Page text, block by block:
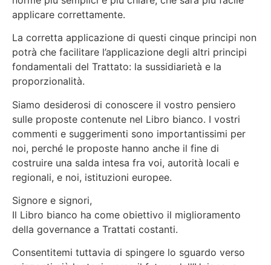
applicare correttamente.
La corretta applicazione di questi cinque principi non
potrà che facilitare l’applicazione degli altri principi
fondamentali del Trattato: la sussidiarietà e la
proporzionalità.
Siamo desiderosi di conoscere il vostro pensiero
sulle proposte contenute nel Libro bianco. I vostri
commenti e suggerimenti sono importantissimi per
noi, perché le proposte hanno anche il fine di
costruire una salda intesa fra voi, autorità locali e
regionali, e noi, istituzioni europee.
Signore e signori,
Il Libro bianco ha come obiettivo il miglioramento
della governance a Trattati costanti.
Consentitemi tuttavia di spingere lo sguardo verso